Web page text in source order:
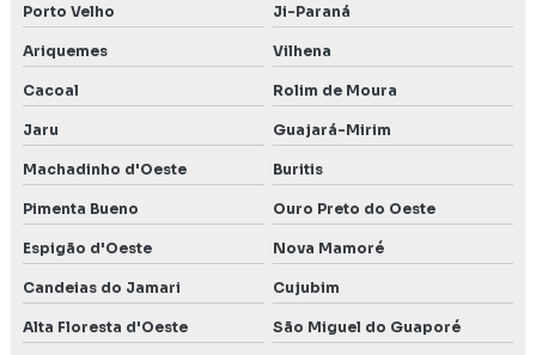
Porto Velho
Ji-Paraná
Ariquemes Vilhena
Cacoal Rolim de Moura
Jaru Guajará-Mirim
Machadinho d'Oeste Buritis
Pimenta Bueno Ouro Preto do Oeste
Espigão d'Oeste Nova Mamoré
Candeias do Jamari Cujubim
Alta Floresta d'Oeste São Miguel do Guaporé